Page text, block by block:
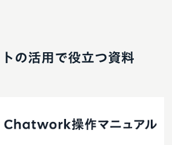
の活用で役立つ資料